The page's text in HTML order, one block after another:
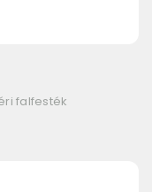
falfesték